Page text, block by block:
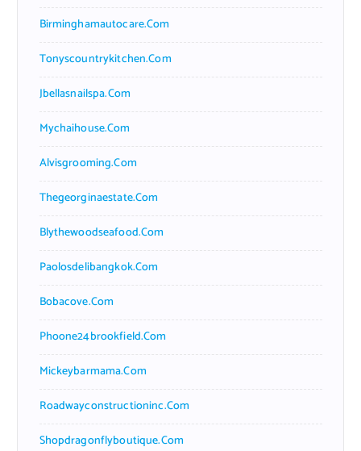
Birminghamautocare.com
Tonyscountrykitchen.com
Jbellasnailspa.com
Mychaihouse.com
Alvisgrooming.com
Thegeorginaestate.com
Blythewoodseafood.com
Paolosdelibangkok.com
Bobacove.com
Phoone24brookfield.com
Mickeybarmama.com
Roadwayconstructioninc.com
Shopdragonflyboutique.com